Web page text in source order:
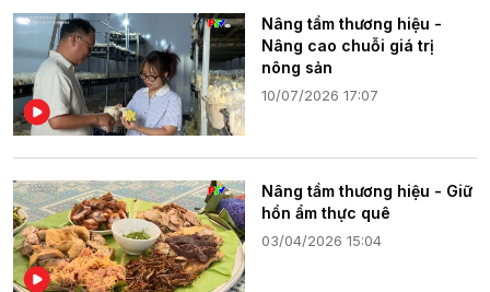
Nâng tầm thương hiệu -
Nâng cao chuỗi giá trị
nông sản
10/07/2026 17:07
Nâng tầm thương hiệu - Giữ
hồn ẩm thực quê
03/04/2026 15:04